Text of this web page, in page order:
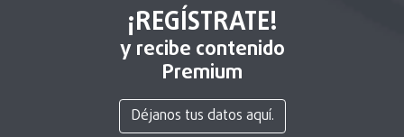
¡REGÍSTRATE!
y recibe contenido
Premium
Déjanos tus datos aquí.